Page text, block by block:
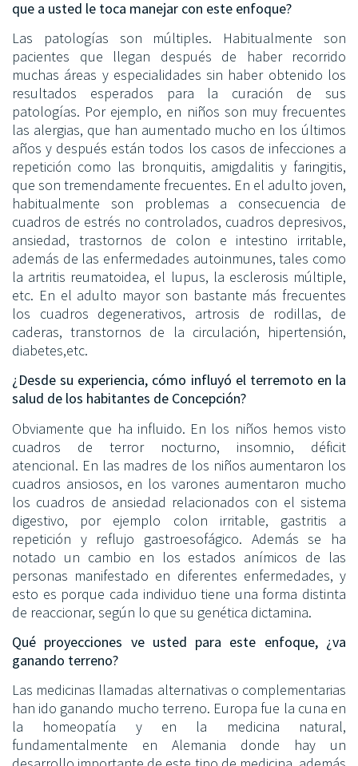
que a usted le toca manejar con este enfoque?
Las patologías son múltiples. Habitualmente son
pacientes que llegan después de haber recorrido
muchas áreas y especialidades sin haber obtenido los
resultados esperados para la curación de sus
patologías. Por ejemplo, en niños son muy frecuentes
las alergias, que han aumentado mucho en los últimos
años y después están todos los casos de infecciones a
repetición como las bronquitis, amigdalitis y faringitis,
que son tremendamente frecuentes. En el adulto joven,
habitualmente son problemas a consecuencia de
cuadros de estrés no controlados, cuadros depresivos,
ansiedad, trastornos de colon e intestino irritable,
además de las enfermedades autoinmunes, tales como
la artritis reumatoidea, el lupus, la esclerosis múltiple,
etc. En el adulto mayor son bastante más frecuentes
los cuadros degenerativos, artrosis de rodillas, de
caderas, transtornos de la circulación, hipertensión,
diabetes,etc.
¿Desde su experiencia, cómo influyó el terremoto en la
salud de los habitantes de Concepción?
Obviamente que ha influido. En los niños hemos visto
cuadros de terror nocturno, insomnio, déficit
atencional. En las madres de los niños aumentaron los
cuadros ansiosos, en los varones aumentaron mucho
los cuadros de ansiedad relacionados con el sistema
digestivo, por ejemplo colon irritable, gastritis a
repetición y reflujo gastroesofágico. Además se ha
notado un cambio en los estados anímicos de las
personas manifestado en diferentes enfermedades, y
esto es porque cada individuo tiene una forma distinta
de reaccionar, según lo que su genética dictamina.
Qué proyecciones ve usted para este enfoque, ¿va
ganando terreno?
Las medicinas llamadas alternativas o complementarias
han ido ganando mucho terreno. Europa fue la cuna en
la homeopatía y en la medicina natural,
fundamentalmente en Alemania donde hay un